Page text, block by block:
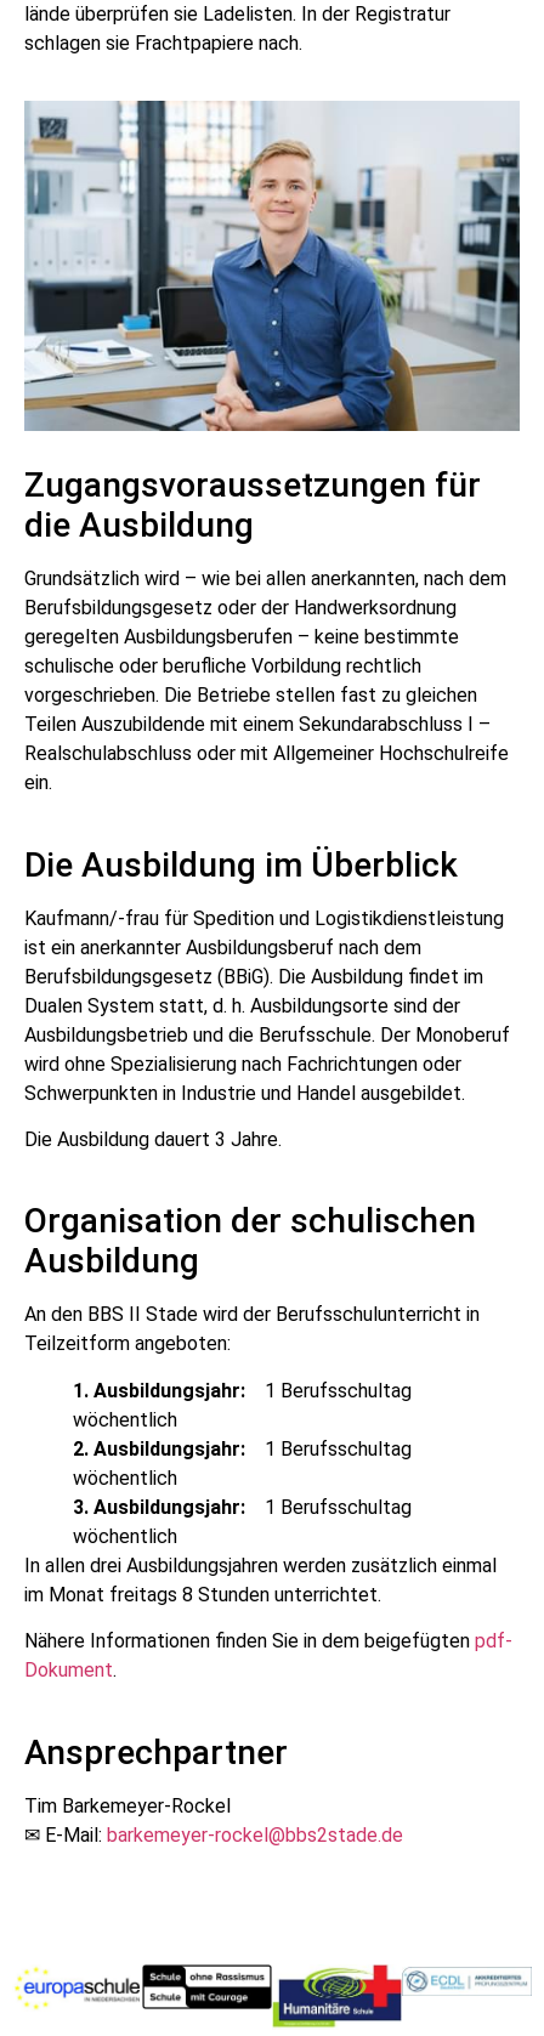
lände überprüfen sie Ladelisten. In der Registratur
schlagen sie Frachtpapiere nach.
Zugangsvoraussetzungen für
die Ausbildung
Grundsätzlich wird – wie bei allen anerkannten, nach dem
Berufsbildungsgesetz oder der Handwerksordnung
geregelten Ausbildungsberufen – keine bestimmte
schulische oder berufliche Vorbildung rechtlich
vorgeschrieben. Die Betriebe stellen fast zu gleichen
Teilen Auszubildende mit einem Sekundarabschluss I –
Realschulabschluss oder mit Allgemeiner Hochschulreife
ein.
Die Ausbildung im Überblick
Kaufmann/-frau für Spedition und Logistikdienstleistung
ist ein anerkannter Ausbildungsbe­ruf nach dem
Berufsbildungsge­setz (BBiG). Die Ausbildung findet im
Dualen System statt, d. h. Ausbildungsorte sind der
Ausbildungsbetrieb und die Berufsschule. Der Monoberuf
wird ohne Spezialisierung nach Fachrichtungen oder
Schwerpunkten in In­dustrie und Handel ausgebildet.
Die Ausbildung dauert 3 Jahre.
Organisation der schulischen
Ausbildung
An den BBS II Stade wird der Berufsschulunterricht in
Teilzeitform angeboten:
1. Ausbildungsjahr:
1 Berufsschultag
wöchentlich
2. Ausbildungsjahr: 1 Berufsschultag
wöchentlich
3. Ausbildungsjahr:
1 Berufsschultag
wöchentlich
In allen drei Ausbildungsjahren werden zusätzlich einmal
im Monat freitags 8 Stunden un­terrichtet.
Nähere Informationen finden Sie in dem beigefügten pdf-
Dokument.
Ansprechpartner
Tim Barkemeyer-Rockel
✉ E-Mail: barkemeyer-rockel@bbs2stade.de